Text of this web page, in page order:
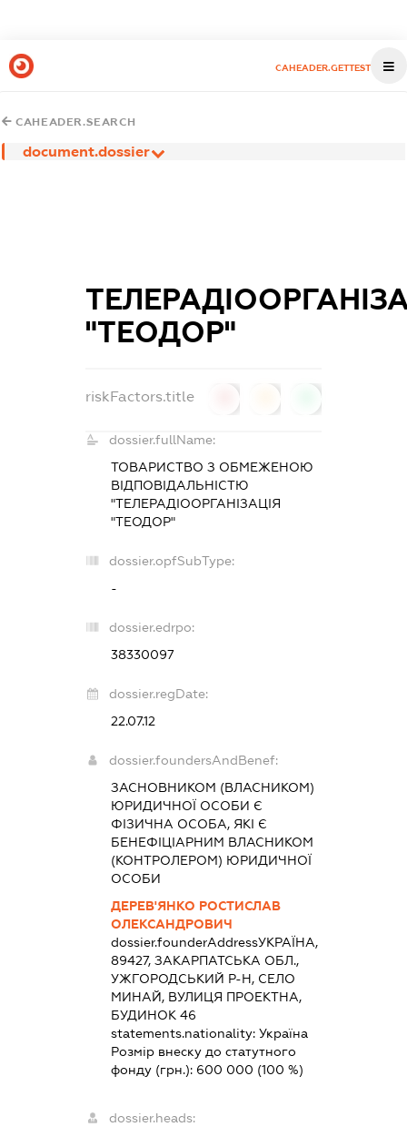
CAHEADER.GETTEST
CAHEADER.SEARCH
document.dossier
"ТЕОДОР"
riskFactors.title
dossier.fullName:
ТОВАРИСТВО З ОБМЕЖЕНОЮ
ВІДПОВІДАЛЬНІСТЮ
"ТЕЛЕРАДІООРГАНІЗАЦІЯ
"ТЕОДОР"
dossier.opfSubType:
-
dossier.edrpo:
38330097
dossier.regDate:
22.07.12
dossier.foundersAndBenef:
ЗАСНОВНИКОМ (ВЛАСНИКОМ)
ЮРИДИЧНОЇ ОСОБИ Є
ФІЗИЧНА ОСОБА, ЯКІ Є
БЕНЕФІЦІАРНИМ ВЛАСНИКОМ
(КОНТРОЛЕРОМ) ЮРИДИЧНОЇ
ОСОБИ
ДЕРЕВ'ЯНКО РОСТИСЛАВ
ОЛЕКСАНДРОВИЧ
dossier.founderAddressУКРАЇНА,
89427, ЗАКАРПАТСЬКА ОБЛ.,
УЖГОРОДСЬКИЙ Р-Н, СЕЛО
МИНАЙ, ВУЛИЦЯ ПРОЕКТНА,
БУДИНОК 46
statements.nationality: Україна
Розмір внеску до статутного
фонду (грн.): 600 000 (100 %)
dossier.heads: